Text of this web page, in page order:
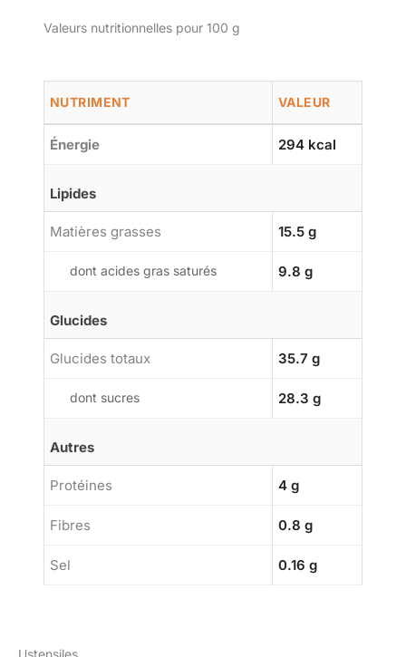
Valeurs nutritionnelles pour 100 g
NUTRIMENT VALEUR
Énergie 294 kcal
Lipides
Matières grasses 15.5 g
dont acides gras saturés 9.8 g
Glucides
Glucides totaux 35.7 g
dont sucres 28.3 g
Autres
Protéines 4 g
Fibres 0.8 g
Sel 0.16 g
Ustensiles